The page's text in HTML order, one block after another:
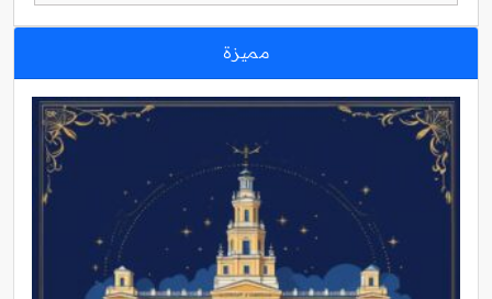
مميزة